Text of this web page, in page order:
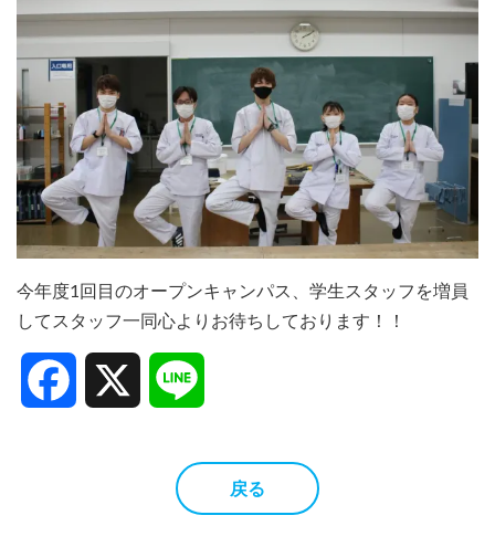
今年度1回目のオープンキャンパス、学生スタッフを増員
してスタッフ一同心よりお待ちしております！！
Facebook
戻る